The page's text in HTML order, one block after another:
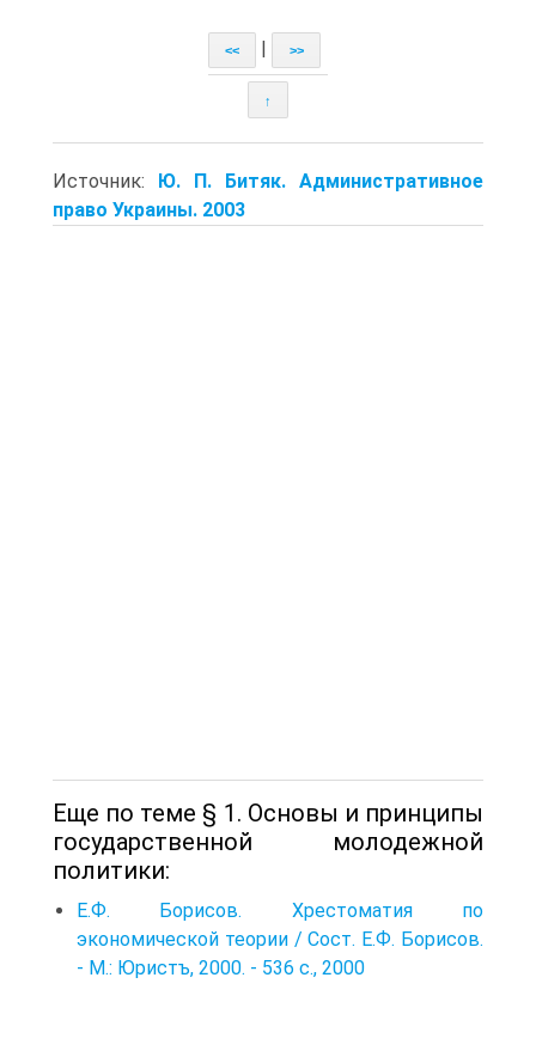
<< >>
↑
Источник: Ю. П. Битяк. Административное
право Украины. 2003
Еще по теме § 1. Основы и принципы
государственной молодежной
политики:
Е.Ф. Борисов. Хрестоматия по
экономической теории / Сост. Е.Ф. Борисов.
- М.: Юристъ, 2000. - 536 с., 2000